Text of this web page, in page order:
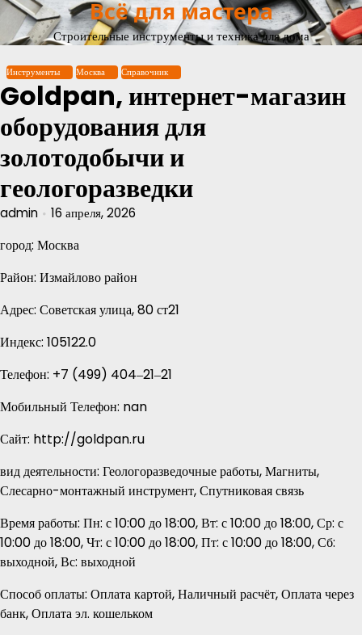
Перейти
содержимому
Всё для мастера
Строительные инструменты и техника для дома
Инструменты Москва Справочник
Goldpan, интернет-магазин
оборудования для
золотодобычи и
геологоразведки
admin 16 апреля, 2026
город: Москва
Район: Измайлово район
Адрес: Советская улица, 80 ст21
Индекс: 105122.0
Телефон: +7 (499) 404‒21‒21
Мобильный Телефон: nan
Сайт: http://goldpan.ru
вид деятельности: Геологоразведочные работы, Магниты,
Слесарно-монтажный инструмент, Спутниковая связь
Время работы: Пн: с 10:00 до 18:00, Вт: с 10:00 до 18:00, Ср: с
10:00 до 18:00, Чт: с 10:00 до 18:00, Пт: с 10:00 до 18:00, Сб:
выходной, Вс: выходной
Способ оплаты: Оплата картой, Наличный расчёт, Оплата через
банк, Оплата эл. кошельком